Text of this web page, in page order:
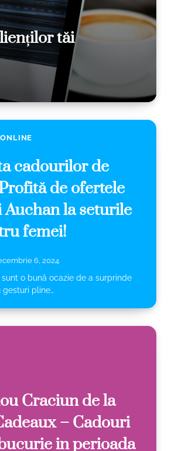
tăi
ONLINE
cadourilor de
de ofertele
la seturile
femei!
6, 2024
o bună ocazie de a surprinde
gesturi pline…
Craciun de la
– Cadouri
in perioada